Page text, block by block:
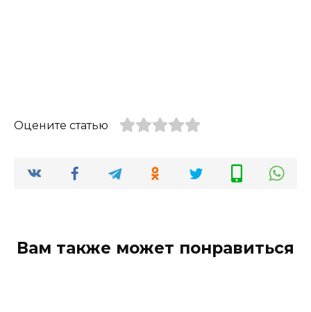
Оцените статью
Вам также может понравиться